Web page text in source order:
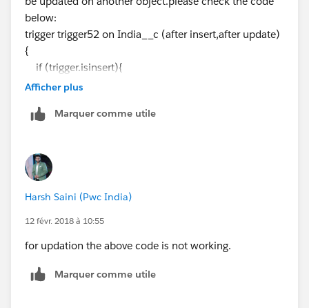
below:
trigger trigger52 on India__c (after insert,after update)
{
if (trigger.isinsert){
list<san_francisco__c> con =new
for(India__c h : trigger.new){
s.Company__c=h.Company__c;
s.Mobile__c=h.Mobile__c;
s.Email__c=h.Email__c;
con.add(s);
}
insert con;
Afficher plus
Marquer comme utile
Harsh Saini (Pwc India)
12 févr. 2018 à 10:55
for updation the above code is not working.
Marquer comme utile